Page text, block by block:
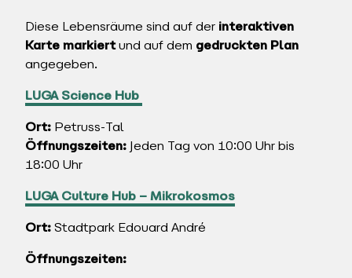
Diese Lebensräume sind auf der interaktiven
Karte markiertund auf dem gedruckten Plan
angegeben.
LUGA Science Hub
Ort: Petruss-Tal
Öffnungszeiten: Jeden Tag von 10:00 Uhr bis
18:00 Uhr
LUGA Culture Hub – Mikrokosmos
Ort: Stadtpark Edouard André
Öffnungszeiten: